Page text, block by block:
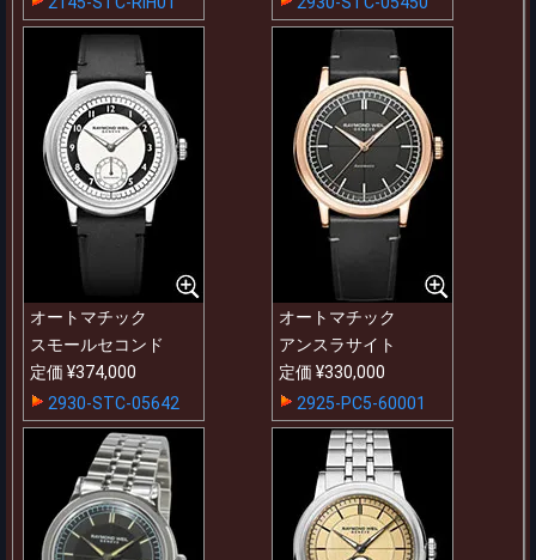
オートマチック
スモールセコンド
定価 ¥374,000
2930-STC-05642
オートマチック
アンスラサイト
定価 ¥330,000
2925-PC5-60001